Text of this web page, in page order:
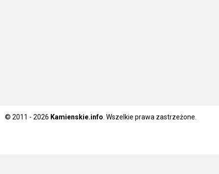
© 2011 - 2026 Kamienskie.info . Wszelkie prawa zastrzeżone.